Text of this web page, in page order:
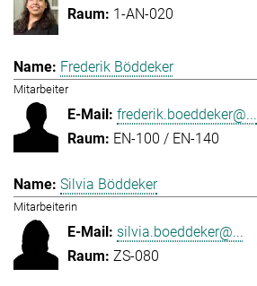
1-AN-020
Frederik Böddeker
Mitarbeiter
frederik.boeddeker@...
EN-100 / EN-140
Silvia Böddeker
Mitarbeiterin
silvia.boeddeker@...
ZS-080